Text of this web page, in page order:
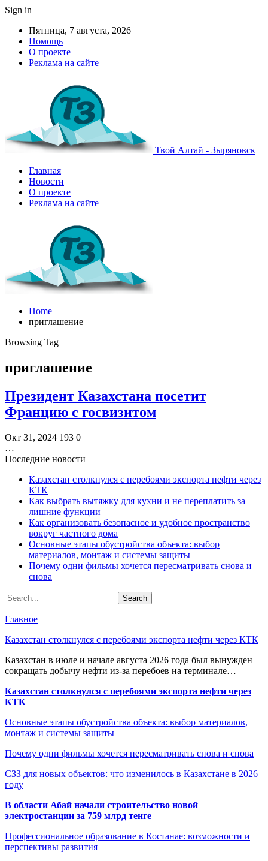
Sign in
Пятница, 7 августа, 2026
Помощь
О проекте
Реклама на сайте
Твой Алтай - Зыряновск
Главная
Новости
О проекте
Реклама на сайте
Home
приглашение
Browsing Tag
приглашение
Президент Казахстана посетит
Францию с госвизитом
Окт 31, 2024 193 0
…
Последние новости
Казахстан столкнулся с перебоями экспорта нефти через
КТК
Как выбрать вытяжку для кухни и не переплатить за
лишние функции
Как организовать безопасное и удобное пространство
вокруг частного дома
Основные этапы обустройства объекта: выбор
материалов, монтаж и системы защиты
Почему одни фильмы хочется пересматривать снова и
снова
Главное
Казахстан столкнулся с перебоями экспорта нефти через КТК
Казахстан в июле и начале августа 2026 года был вынужден
сокращать добычу нефти из-за перебоев на терминале…
Казахстан столкнулся с перебоями экспорта нефти через
КТК
Основные этапы обустройства объекта: выбор материалов,
монтаж и системы защиты
Почему одни фильмы хочется пересматривать снова и снова
СЗЗ для новых объектов: что изменилось в Казахстане в 2026
году
В области Абай начали строительство новой
электростанции за 759 млрд тенге
Профессиональное образование в Костанае: возможности и
перспективы развития